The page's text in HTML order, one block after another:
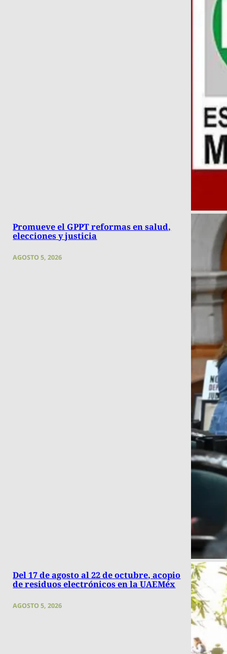
Promueve el GPPT reformas en salud,
elecciones y justicia
AGOSTO 5, 2026
Del 17 de agosto al 22 de octubre, acopio
de residuos electrónicos en la UAEMéx
AGOSTO 5, 2026